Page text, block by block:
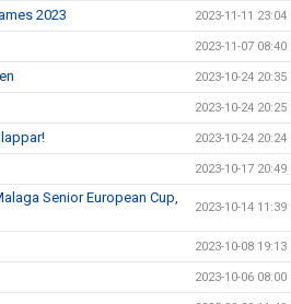
2023 2023-11-11 23:04
2023-11-07 08:40
2023-10-24 20:35
2023-10-24 20:25
2023-10-24 20:24
2023-10-17 20:49
Senior European Cup,
2023-10-14 11:39
2023-10-08 19:13
2023-10-06 08:00